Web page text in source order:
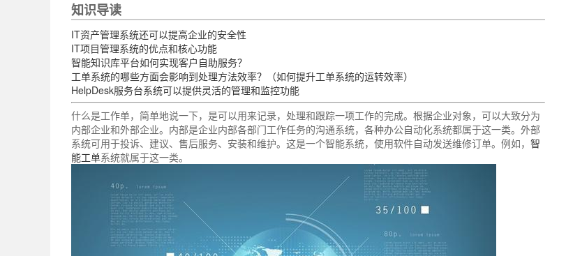
知识导读
IT资产管理系统还可以提高企业的安全性
IT项目管理系统的优点和核心功能
智能知识库平台如何实现客户自助服务？
工单系统的哪些方面会影响到处理方法效率？（如何提升工单系统的运转效率）
HelpDesk服务台系统可以提供灵活的管理和监控功能
什么是工作单，简单地说一下，是可以用来记录，处理和跟踪一项工作的完成。根据企业对象，可以大致分为
内部企业和外部企业。内部是企业内部各部门工作任务的沟通系统，各种办公自动化系统都属于这一类。外部
系统可用于投诉、建议、售后服务、安装和维护。这是一个智能系统，使用软件自动发送维修订单。例如， 智
能工单系统就属于这一类。